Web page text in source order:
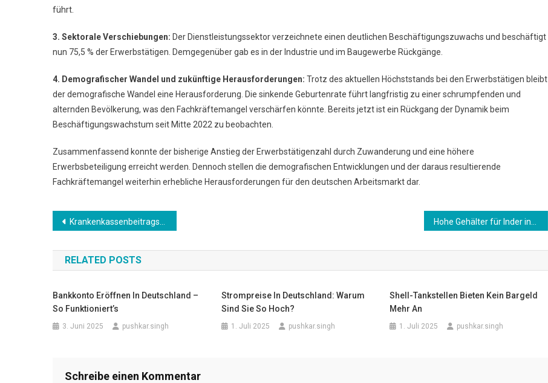
führt.
3. Sektorale Verschiebungen: Der Dienstleistungssektor verzeichnete einen deutlichen Beschäftigungszuwachs und beschäftigt
nun 75,5 % der Erwerbstätigen. Demgegenüber gab es in der Industrie und im Baugewerbe Rückgänge.
4. Demografischer Wandel und zukünftige Herausforderungen: Trotz des aktuellen Höchststands bei den Erwerbstätigen bleibt
der demografische Wandel eine Herausforderung. Die sinkende Geburtenrate führt langfristig zu einer schrumpfenden und
alternden Bevölkerung, was den Fachkräftemangel verschärfen könnte. Bereits jetzt ist ein Rückgang der Dynamik beim
Beschäftigungswachstum seit Mitte 2022 zu beobachten.
Zusammenfassend konnte der bisherige Anstieg der Erwerbstätigenzahl durch Zuwanderung und eine höhere
Erwerbsbeteiligung erreicht werden. Dennoch stellen die demografischen Entwicklungen und der daraus resultierende
Fachkräftemangel weiterhin erhebliche Herausforderungen für den deutschen Arbeitsmarkt dar.
Beitrags-
Navigation
Krankenkassenbeitragsanstieg
RELATED POSTS
Bankkonto Eröffnen In Deutschland –
So Funktioniert’s
3. Juni 2025 pushkar.singh
Strompreise In Deutschland: Warum
Sind Sie So Hoch?
1. Juli 2025 pushkar.singh
Shell-Tankstellen Bieten Kein Bargeld
Mehr An
1. Juli 2025 pushkar.singh
Schreibe einen Kommentar